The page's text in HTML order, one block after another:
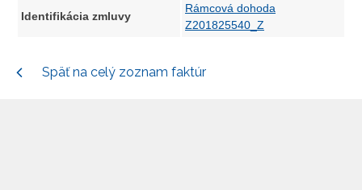
Identifikácia zmluvy
Rámcová dohoda
Z201825540_Z
Späť na celý zoznam faktúr